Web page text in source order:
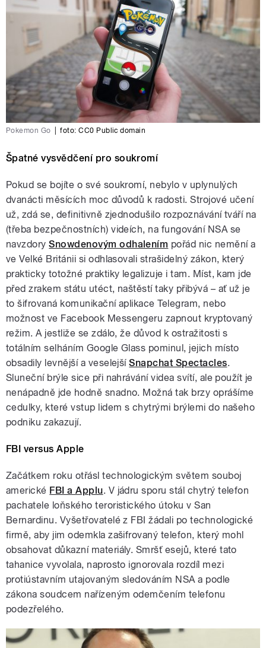
Pokemon Go foto: CC0 Public domain
Špatné vysvědčení pro soukromí
Pokud se bojíte o své soukromí, nebylo v uplynulých
dvanácti měsících moc důvodů k radosti. Strojové učení
už, zdá se, definitivně zjednodušilo rozpoznávání tváří na
(třeba bezpečnostních) videích, na fungování NSA se
navzdorySnowdenovým odhalením pořád nic nemění a
ve Velké Británii si odhlasovali strašidelný zákon, který
prakticky totožné praktiky legalizuje i tam. Míst, kam jde
před zrakem státu utéct, naštěstí taky přibývá – ať už je
to šifrovaná komunikační aplikace Telegram, nebo
možnost ve Facebook Messengeru zapnout kryptovaný
režim. A jestliže se zdálo, že důvod k ostražitosti s
totálním selháním Google Glass pominul, jejich místo
obsadily levnější a veselejšíSnapchat Spectacles.
Sluneční brýle sice při nahrávání videa svítí, ale použít je
nenápadně jde hodně snadno. Možná tak brzy oprášíme
cedulky, které vstup lidem s chytrými brýlemi do našeho
podniku zakazují.
FBI versus Apple
Začátkem roku otřásl technologickým světem souboj
americké FBI a Applu. V jádru sporu stál chytrý telefon
pachatele loňského teroristického útoku v San
Bernardinu. Vyšetřovatelé z FBI žádali po technologické
firmě, aby jim odemkla zašifrovaný telefon, který mohl
obsahovat důkazní materiály. Smršť esejů, které tato
tahanice vyvolala, naprosto ignorovala rozdíl mezi
protiústavním utajovaným sledováním NSA a podle
zákona soudcem nařízeným odemčením telefonu
podezřelého.